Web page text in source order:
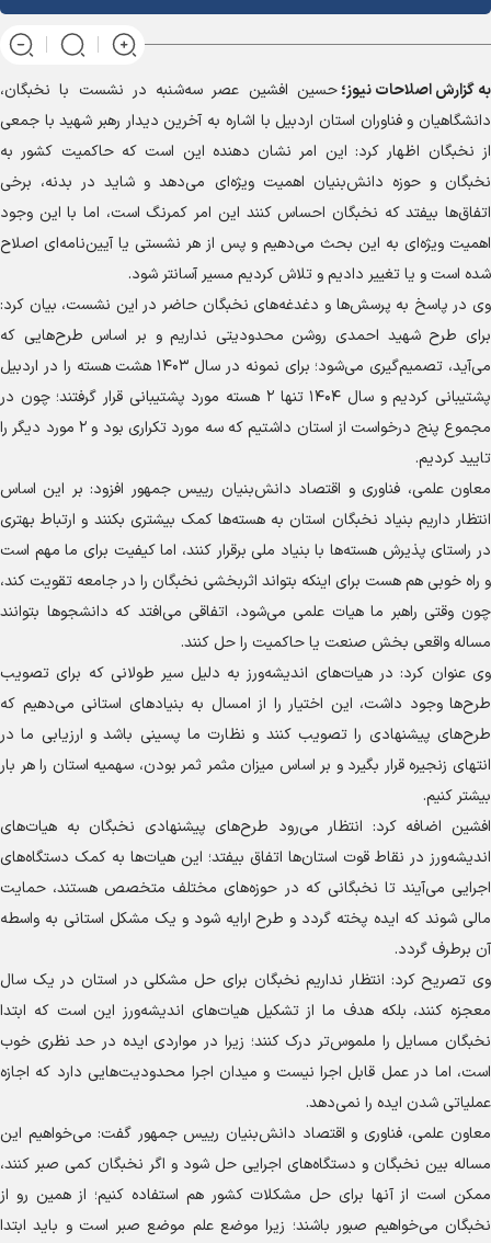
به گزارشاصلاحات نیوز؛حسین افشین عصر سه‌شنبه در نشست با نخبگان،
دانشگاهیان و فناوران استان اردبیل با اشاره به آخرین دیدار رهبر شهید با جمعی
از نخبگان اظهار کرد: این امر نشان دهنده این است که حاکمیت کشور به
نخبگان و حوزه دانش‌بنیان اهمیت ویژه‌ای می‌دهد و شاید در بدنه، برخی
اتفاق‌ها بیفتد که نخبگان احساس کنند این امر کمرنگ است، اما با این وجود
اهمیت ویژه‌ای به این بحث می‌دهیم و پس از هر نشستی یا آیین‌نامه‌ای اصلاح
شده است و یا تغییر دادیم و تلاش کردیم مسیر آسانتر شود.
وی در پاسخ به پرسش‌ها و دغدغه‌های نخبگان حاضر در این نشست، بیان کرد:
برای طرح شهید احمدی روشن محدودیتی نداریم و بر اساس طرح‌هایی که
می‌آید، تصمیم‌گیری می‌شود؛ برای نمونه در سال ۱۴۰۳ هشت هسته را در اردبیل
پشتیبانی کردیم و سال ۱۴۰۴ تنها ۲ هسته مورد پشتیبانی قرار گرفتند؛ چون در
مجموع پنج درخواست از استان داشتیم که سه مورد تکراری بود و ۲ مورد دیگر را
تایید کردیم.
معاون علمی، فناوری و اقتصاد دانش‌بنیان رییس جمهور افزود: بر این اساس
انتظار داریم بنیاد نخبگان استان به هسته‌ها کمک بیشتری بکنند و ارتباط بهتری
در راستای پذیرش هسته‌ها با بنیاد ملی برقرار کنند، اما کیفیت برای ما مهم است
و راه خوبی هم هست برای اینکه بتواند اثربخشی نخبگان را در جامعه تقویت کند،
چون وقتی راهبر ما هیات علمی می‌شود، اتفاقی می‌افتد که دانشجو‌ها بتوانند
مساله واقعی بخش صنعت یا حاکمیت را حل کنند.
وی عنوان کرد: در هیات‌های اندیشه‌ورز به دلیل سیر طولانی که برای تصویب
طرح‌ها وجود داشت، این اختیار را از امسال به بنیاد‌های استانی می‌دهیم که
طرح‌های پیشنهادی را تصویب کنند و نظارت ما پسینی باشد و ارزیابی ما در
انتهای زنجیره قرار بگیرد و بر اساس میزان مثمر ثمر بودن، سهمیه استان را هر بار
بیشتر کنیم.
افشین اضافه کرد: انتظار می‌رود طرح‌های پیشنهادی نخبگان به هیات‌های
اندیشه‌ورز در نقاط قوت استان‌ها اتفاق بیفتد؛ این هیات‌ها به کمک دستگاه‌های
اجرایی می‌آیند تا نخبگانی که در حوزه‌های مختلف متخصص هستند، حمایت
مالی شوند که ایده پخته گردد و طرح ارایه شود و یک مشکل استانی به واسطه
آن برطرف گردد.
وی تصریح کرد: انتظار نداریم نخبگان برای حل مشکلی در استان در یک سال
معجزه کنند، بلکه هدف ما از تشکیل هیات‌های اندیشه‌ورز این است که ابتدا
نخبگان مسایل را ملموس‌تر درک کنند؛ زیرا در مواردی ایده در حد نظری خوب
است، اما در عمل قابل اجرا نیست و میدان اجرا محدودیت‌هایی دارد که اجازه
عملیاتی شدن ایده را نمی‌دهد.
معاون علمی، فناوری و اقتصاد دانش‌بنیان رییس جمهور گفت: می‌خواهیم این
مساله بین نخبگان و دستگاه‌های اجرایی حل شود و اگر نخبگان کمی صبر کنند،
ممکن است از آنها برای حل مشکلات کشور هم استفاده کنیم؛ از همین رو از
نخبگان می‌خواهیم صبور باشند؛ زیرا موضع علم موضع صبر است و باید ابتدا